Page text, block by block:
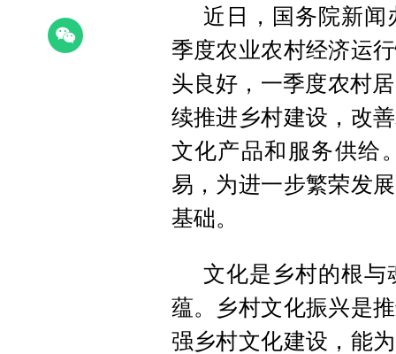
近日，国务院新闻
季度农业农村经济运
头良好，一季度农村
续推进乡村建设，改
文化产品和服务供给
易，为进一步繁荣发
基础。
文化是乡村的根与
蕴。乡村文化振兴是
强乡村文化建设，能